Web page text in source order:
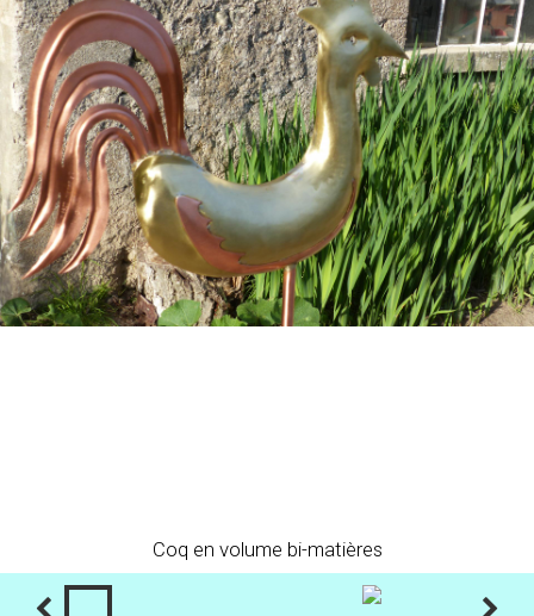
Coq en volume bi-matières